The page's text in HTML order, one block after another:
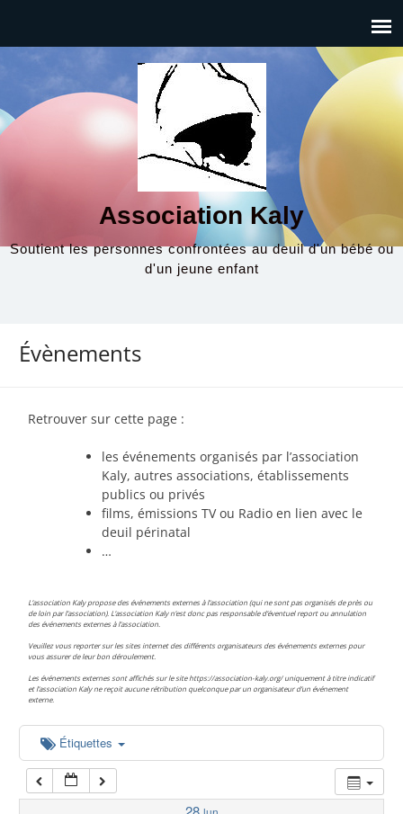
Association Kaly
Soutient les personnes confrontées au deuil d'un bébé ou
d'un jeune enfant
Évènements
Retrouver sur cette page :
les événements organisés par l’association
Kaly, autres associations, établissements
publics ou privés
films, émissions TV ou Radio en lien avec le
deuil périnatal
…
L’association Kaly propose des événements externes à l’association (qui ne sont pas organisés de près ou
de loin par l’association). L’association Kaly n’est donc pas responsable d’éventuel report ou annulation
des événements externes à l’association.
Veuillez vous reporter sur les sites internet des différents organisateurs des événements externes pour
vous assurer de leur bon déroulement.
Les événements externes sont affichés sur le site https://association-kaly.org/ uniquement à titre indicatif
et l’association Kaly ne reçoit aucune rétribution quelconque par un organisateur d’un événement
externe.
Étiquettes
00:00
04:00
05:00
06:00
07:00